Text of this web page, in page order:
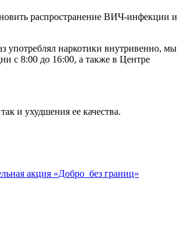
распространение ВИЧ-инфекции и
употреблял наркотики внутривенно, мы
с 8:00 до 16:00, а также в Центре
и ухудшения ее качества.
акция «Добро без границ»